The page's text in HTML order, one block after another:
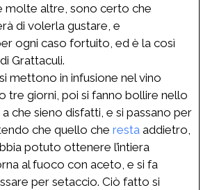
molte altre, sono certo che
di volerla gustare, e
ogni caso fortuito, ed è la così
Grattaculi.
mettono in infusione nel vino
tre giorni, poi si fanno bollire nello
che sieno disfatti, e si passano per
che quello che resta addietro,
potuto ottenere l’intiera
al fuoco con aceto, e si fa
per setaccio. Ciò fatto si